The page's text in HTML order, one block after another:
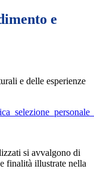
e
e delle esperienze
si avvalgono di
finalità illustrate nella